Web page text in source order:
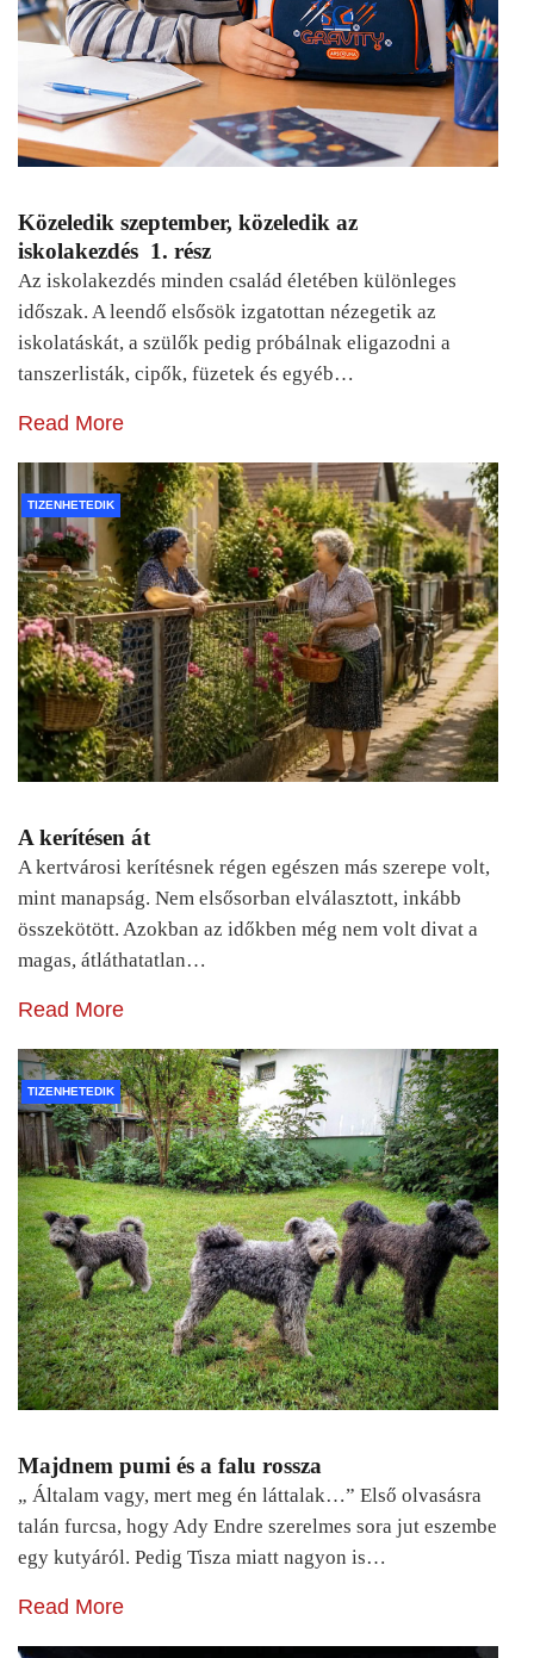
Közeledik szeptember, közeledik az
iskolakezdés 1. rész
Az iskolakezdés minden család életében különleges
időszak. A leendő elsősök izgatottan nézegetik az
iskolatáskát, a szülők pedig próbálnak eligazodni a
tanszerlisták, cipők, füzetek és egyéb…
Read More
TIZENHETEDIK
A kerítésen át
A kertvárosi kerítésnek régen egészen más szerepe volt,
mint manapság. Nem elsősorban elválasztott, inkább
összekötött. Azokban az időkben még nem volt divat a
magas, átláthatatlan…
Read More
TIZENHETEDIK
Majdnem pumi és a falu rossza
„ Általam vagy, mert meg én láttalak…” Első olvasásra
talán furcsa, hogy Ady Endre szerelmes sora jut eszembe
egy kutyáról. Pedig Tisza miatt nagyon is…
Read More